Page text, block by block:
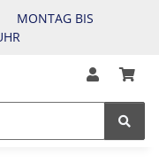
MONTAG BIS